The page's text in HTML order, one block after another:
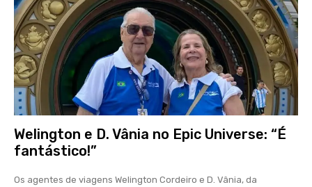
Welington e D. Vânia no Epic Universe: “É
fantástico!”
Os agentes de viagens Welington Cordeiro e D. Vânia, da